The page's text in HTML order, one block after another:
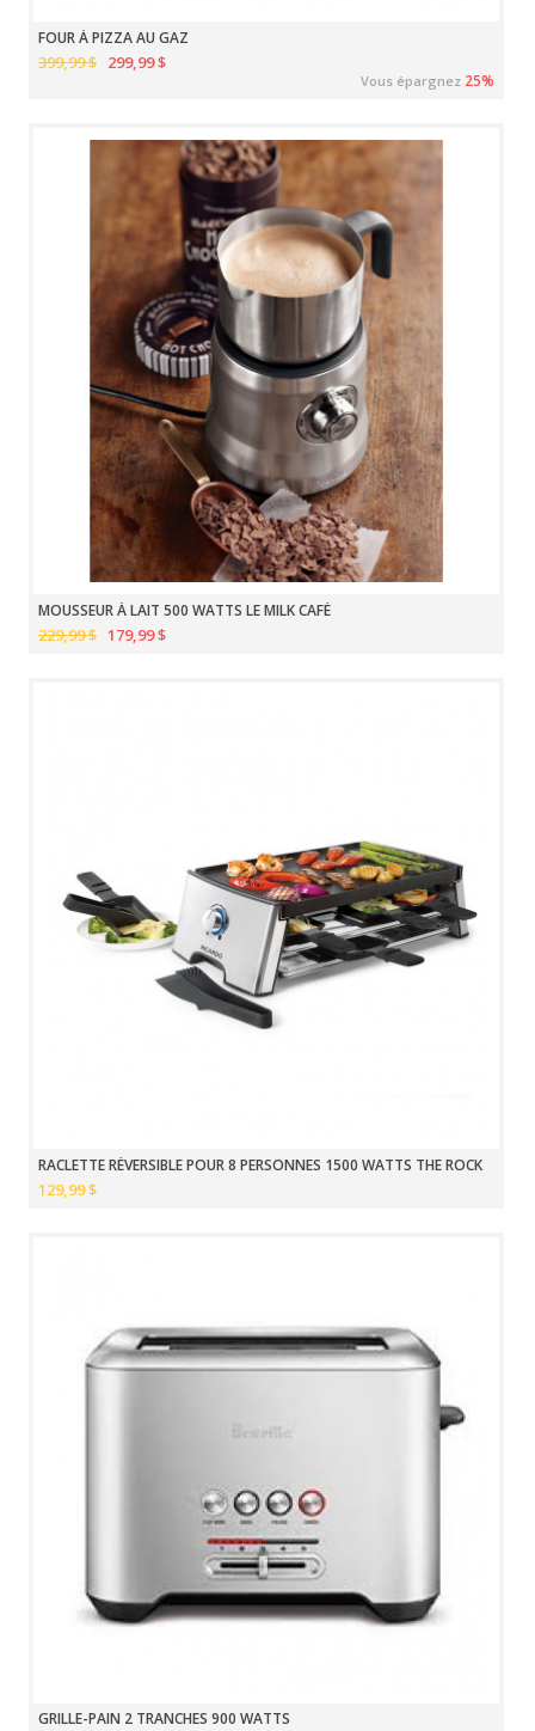
FOUR À PIZZA AU GAZ
399,99 $ 299,99 $
Vous épargnez 25%
MOUSSEUR À LAIT 500 WATTS LE MILK CAFÉ
229,99 $ 179,99 $
RACLETTE RÉVERSIBLE POUR 8 PERSONNES 1500 WATTS THE ROCK
129,99 $
GRILLE-PAIN 2 TRANCHES 900 WATTS